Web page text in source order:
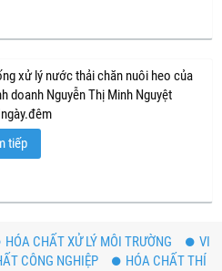
xử lý nước thải chăn nuôi heo của
doanh Nguyễn Thị Minh Nguyệt
tiếp
HÓA CHẤT XỬ LÝ MÔI TRƯỜNG
VI
CÔNG NGHIỆP
HÓA CHẤT THÍ